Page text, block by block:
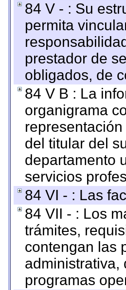
84 V - : Su
permita
prestador de
obligados, de
84 V B : La
organigrama
del titular del
departamento
servicios
84 VI - : Las
84 VII - : Los
trámites,
contengan las
administrativa,
programas